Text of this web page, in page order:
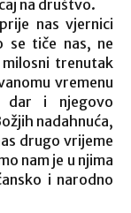
na društvo.
nas vjernici
se tiče nas, ne
trenutak
vremenu
dar i njegovo
nadahnuća,
drugo vrijeme
nam je u njima
i narodno